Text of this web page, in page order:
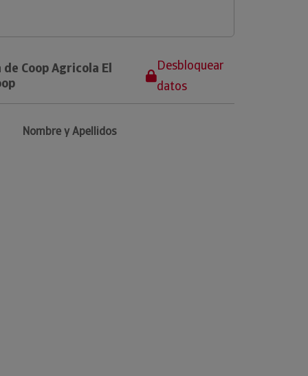
Coop Agricola El
Desbloquear
datos
Nombre y Apellidos